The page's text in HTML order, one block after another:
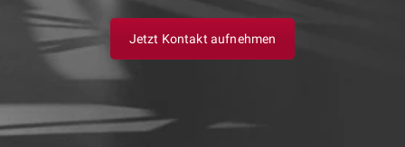
Jetzt Kontakt aufnehmen